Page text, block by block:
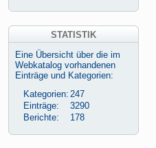
STATISTIK
Eine Übersicht über die im
Webkatalog vorhandenen
Einträge und Kategorien:
Kategorien: 247
Einträge:
3290
Berichte:
178